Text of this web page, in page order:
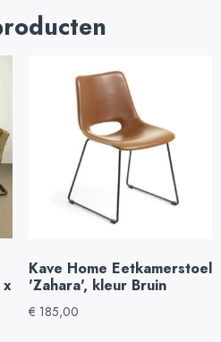
x
Kave Home Eetkamerstoel
'Zahara', kleur Bruin
€ 185,00